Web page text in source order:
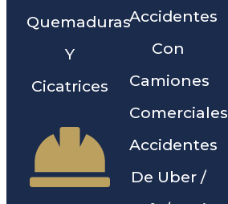
Quemaduras
Y
Cicatrices
Accidentes
Con
Camiones
Comerciales
Accidentes
De Uber /